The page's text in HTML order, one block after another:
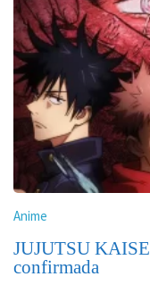
Anime
JUJUTSU
confirmada